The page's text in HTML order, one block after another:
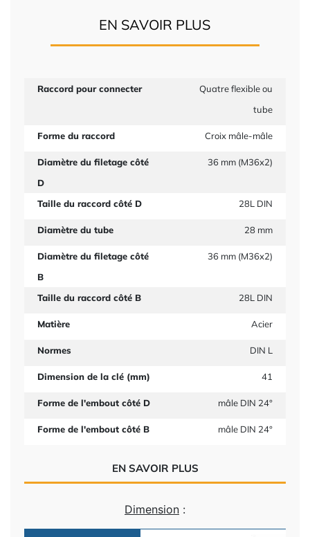
EN SAVOIR PLUS
Raccord pour connecter
Quatre flexible ou
tube
Forme du raccord Croix mâle-mâle
Diamètre du filetage côté
D
36 mm (M36x2)
Taille du raccord côté D 28L DIN
Diamètre du tube 28 mm
Diamètre du filetage côté
B
36 mm (M36x2)
Taille du raccord côté B 28L DIN
Matière Acier
Normes DIN L
Dimension de la clé (mm) 41
Forme de l'embout côté D mâle DIN 24°
Forme de l'embout côté B mâle DIN 24°
EN SAVOIR PLUS
Dimension :